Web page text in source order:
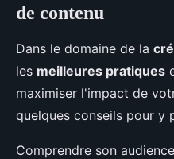
de contenu
Dans le domaine de la
les meilleures pratiques
maximiser l'impact de
quelques conseils pour y
Comprendre son